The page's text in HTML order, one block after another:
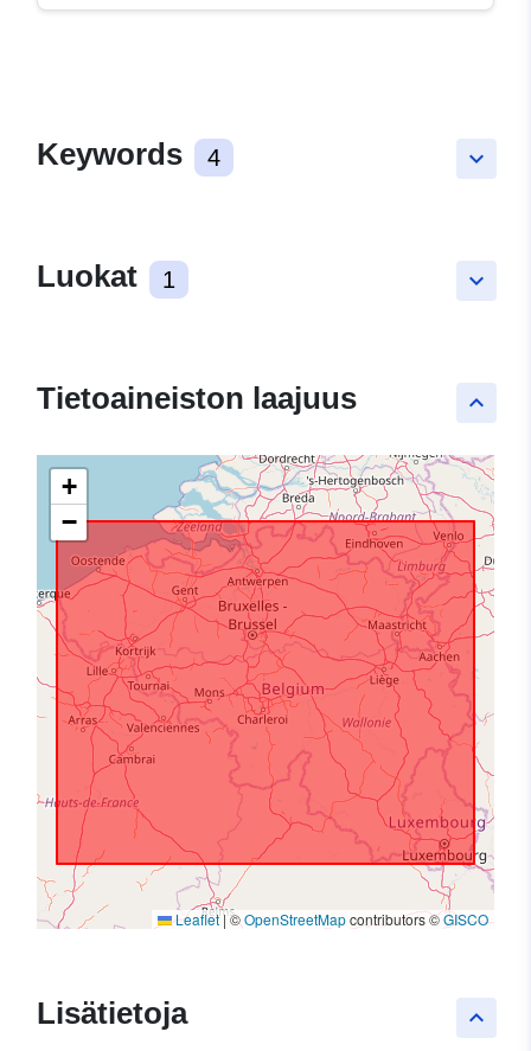
keyboard_arrow_down
Keywords 4
keyboard_arrow_down
Luokat 1
keyboard_arrow_up
Tietoaineiston laajuus
+
−
Leaflet|©OpenStreetMapcontributors ©GISCO
keyboard_arrow_up
Lisätietoja